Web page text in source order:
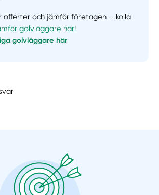
offerter och jämför företagen – kolla
golvläggare här!
golvläggare här